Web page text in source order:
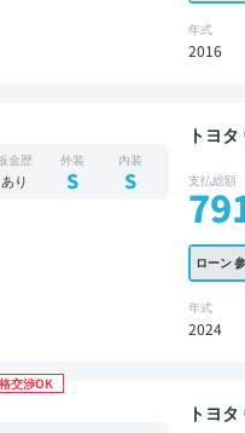
年式
2016
トヨタ ヴェルフ
ート
ーダー
金歴
あり
外装
S
内装
S 支払総額
ローン
年式
2024
交渉OK
トヨタ ヴェ